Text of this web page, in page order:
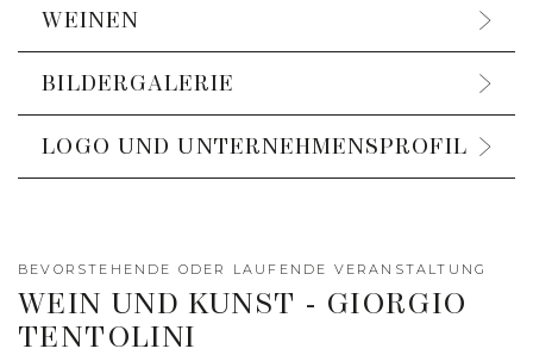
WEINEN
BILDERGALERIE
LOGO UND UNTERNEHMENSPROFIL
BEVORSTEHENDE ODER LAUFENDE VERANSTALTUNG
WEIN UND KUNST - GIORGIO
TENTOLINI